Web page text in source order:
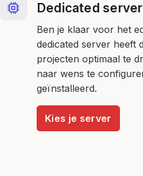
Dedicated
Ben je klaar voor het
dedicated server heeft
projecten optimaal te
naar wens te
geïnstalleerd.
Kies je server